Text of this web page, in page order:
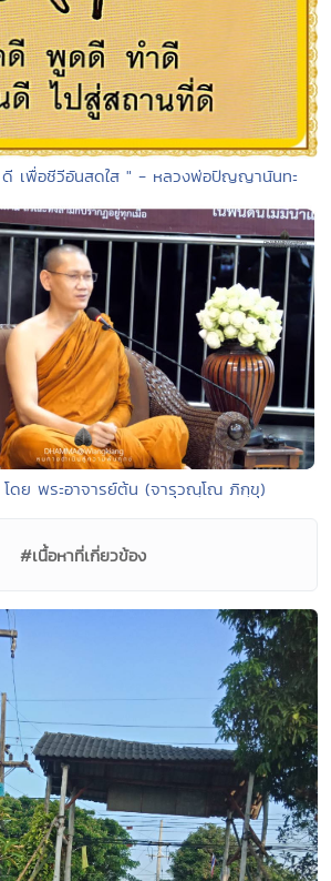
ดี เพื่อชีวีอันสดใส " - หลวงพ่อปัญญานันทะ
โดย พระอาจารย์ต้น (จารุวณฺโณ ภิกฺขุ)
#เนื้อหาที่เกี่ยวข้อง